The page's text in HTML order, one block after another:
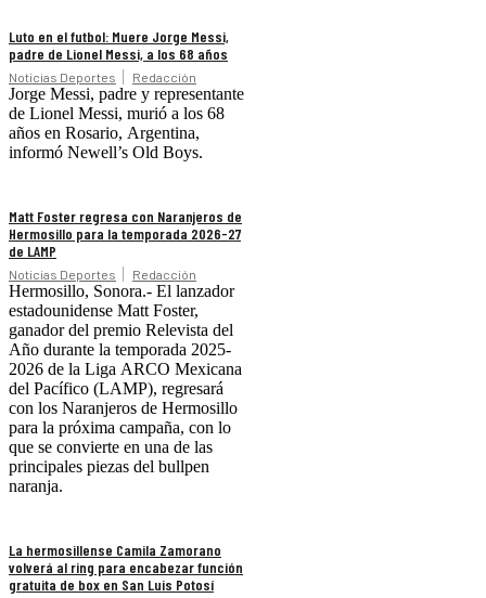
Luto en el futbol: Muere Jorge Messi,
padre de Lionel Messi, a los 68 años
Noticias Deportes Redacción
Jorge Messi, padre y representante
de Lionel Messi, murió a los 68
años en Rosario, Argentina,
informó Newell’s Old Boys.
Matt Foster regresa con Naranjeros de
Hermosillo para la temporada 2026-27
de LAMP
Noticias Deportes Redacción
Hermosillo, Sonora.- El lanzador
estadounidense Matt Foster,
ganador del premio Relevista del
Año durante la temporada 2025-
2026 de la Liga ARCO Mexicana
del Pacífico (LAMP), regresará
con los Naranjeros de Hermosillo
para la próxima campaña, con lo
que se convierte en una de las
principales piezas del bullpen
naranja.
La hermosillense Camila Zamorano
volverá al ring para encabezar función
gratuita de box en San Luis Potosí